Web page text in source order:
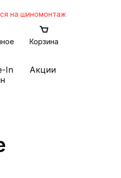
на шиномонтаж
Корзина
In
Акции